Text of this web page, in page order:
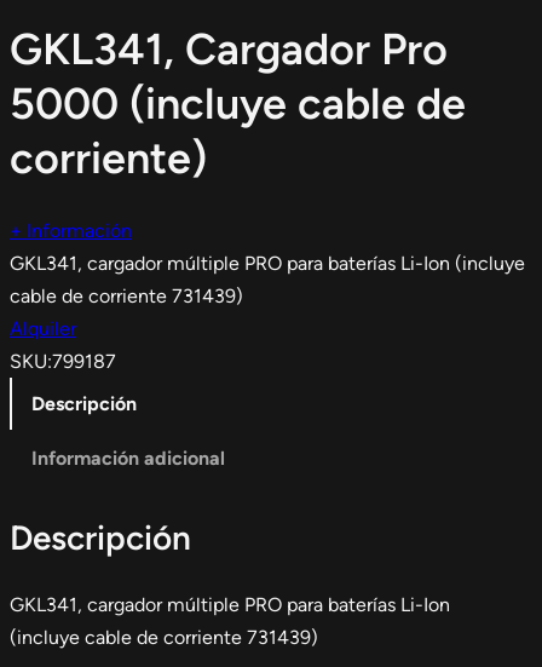
GKL341, Cargador Pro
5000 (incluye cable de
corriente)
+ Información
GKL341, cargador múltiple PRO para baterías Li-Ion (incluye
cable de corriente 731439)
Alquiler
SKU:799187
Descripción
Información adicional
Descripción
GKL341, cargador múltiple PRO para baterías Li-Ion
(incluye cable de corriente 731439)